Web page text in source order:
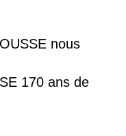
nous
170 ans de